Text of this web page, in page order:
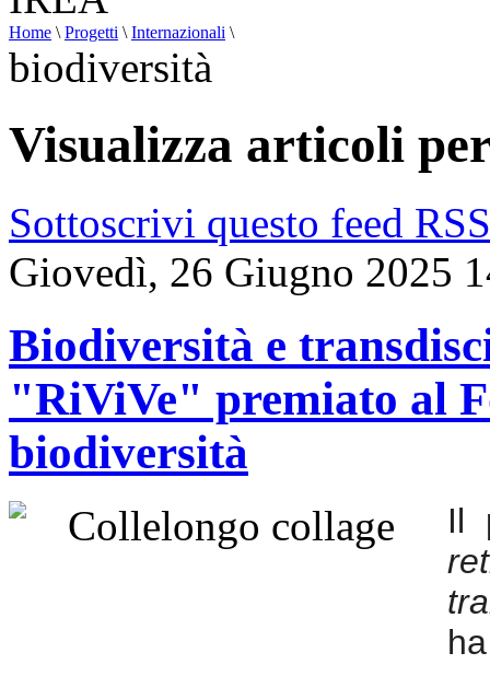
Home \ Progetti \ Internazionali \
biodiversità
Visualizza articoli
Sottoscrivi questo feed RSS
Giovedì, 26 Giugno 2025
Biodiversità e
"RiViVe" premiato al
biodiversità
Il